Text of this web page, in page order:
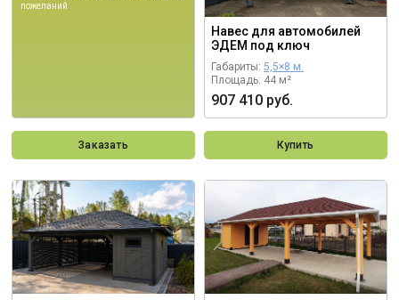
пожеланий
Заказать
Навес для автомобилей
ЭДЕМ под ключ
Габариты: 5,5×8 м.
Площадь: 44 м²
907 410 руб.
Купить